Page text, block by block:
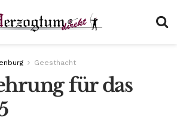
Geesthacht
für das